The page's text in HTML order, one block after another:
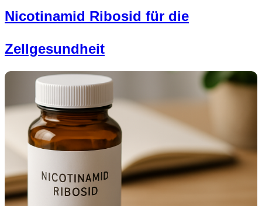
Nicotinamid Ribosid für die
Zellgesundheit